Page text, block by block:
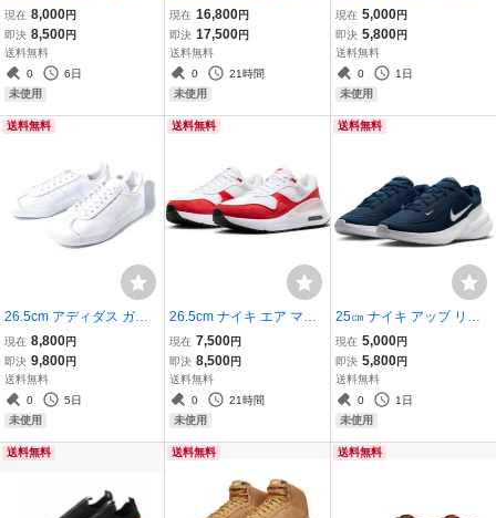
グラバー QS 緑/灰 IH2341
-300 NIKE ASTROGRAB
BER QS
現在 8,000円
即決 8,500円
送料無料
0
6日
未使用
ース 1 '07 SE 白/赤/緑 IF0
498-100 NIKE W AIR FO
RCE 1 '07 SE 薔薇 ウィメ
ンズ WMNS ローズ
現在 16,800円
即決 17,500円
送料無料
0
21時間
未使用
ト SC 紺/白 IB2765-401 N
IKE UPLIFT SC トレーニ
ング
現在 5,000円
即決 5,800円
送料無料
0
1日
未使用
送料無料
26.5cm アディダス ガゼ
ル 白/金 BB5498 ADIDAS
ORIGINALS GAZELLE オ
リジナルス ガッツレー
現在 8,800円
即決 9,800円
送料無料
0
5日
未使用
送料無料
26.5cm ナイキ エア マッ
クス システム 赤/白 DM95
37-104 NIKE AIR MAX SY
STM メンズ
現在 7,500円
即決 8,500円
送料無料
0
21時間
未使用
送料無料
25㎝ ナイキ アップ リフ
ト SC 紺/白 IB2765-401 N
IKE UPLIFT SC トレーニ
ング
現在 5,000円
即決 5,800円
送料無料
0
1日
未使用
送料無料 送料無料 送料無料